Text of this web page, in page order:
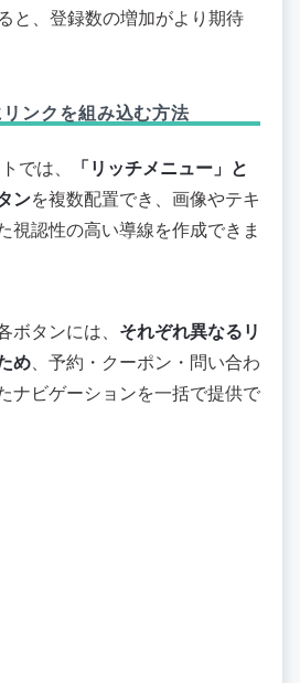
と、登録数の増加がより期待
ンクを組み込む方法
では、
「リッチメニュー」と
ンを複数配置でき、画像やテキ
視認性の高い導線を作成できま
ボタンには、 それぞれ異なるリ
め 、予約・クーポン・問い合わ
ナビゲーションを一括で提供で